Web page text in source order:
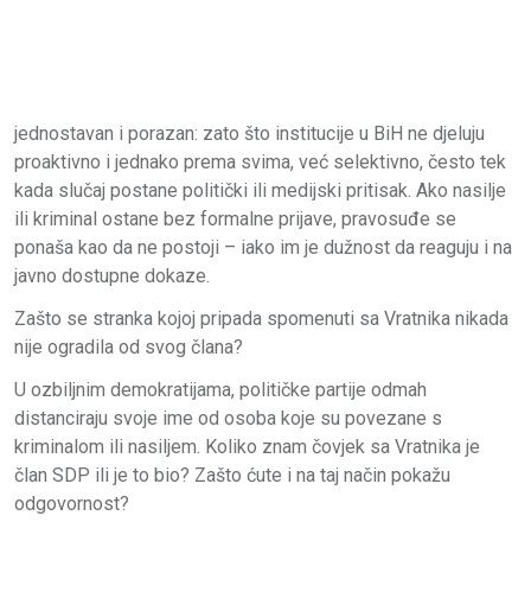
jednostavan i porazan: zato što institucije u BiH ne djeluju
proaktivno i jednako prema svima, već selektivno, često tek
kada slučaj postane politički ili medijski pritisak. Ako nasilje
ili kriminal ostane bez formalne prijave, pravosuđe se
ponaša kao da ne postoji – iako im je dužnost da reaguju i na
javno dostupne dokaze.
Zašto se stranka kojoj pripada spomenuti sa Vratnika nikada
nije ogradila od svog člana?
U ozbiljnim demokratijama, političke partije odmah
distanciraju svoje ime od osoba koje su povezane s
kriminalom ili nasiljem. Koliko znam čovjek sa Vratnika je
član SDP ili je to bio? Zašto ćute i na taj način pokažu
odgovornost?